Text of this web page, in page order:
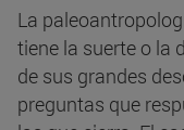
La
tiene la suerte o la
de sus grandes
preguntas que